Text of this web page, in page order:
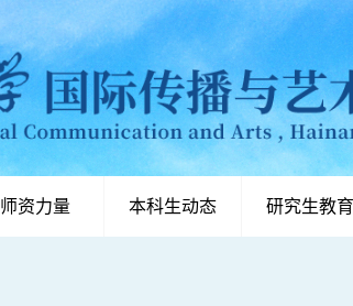
师资力量 本科生动态 研究生教育